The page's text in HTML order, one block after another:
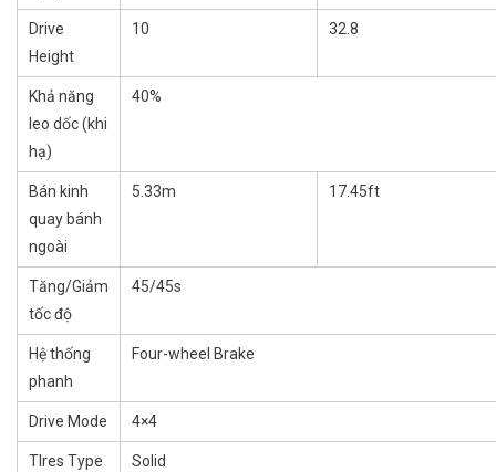
Drive
Height
10 32.8
Khả năng
leo dốc (khi
hạ)
40%
Bán kinh
quay bánh
ngoài
5.33m 17.45ft
Tăng/Giảm
tốc độ
45/45s
Hệ thống
phanh
Four-wheel Brake
Drive Mode 4×4
TIres Type Solid